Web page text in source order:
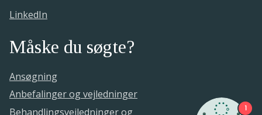
LinkedIn
Måske du søgte?
Ansøgning
Anbefalinger og vejledninger
Behandlingsvejledninger og
1